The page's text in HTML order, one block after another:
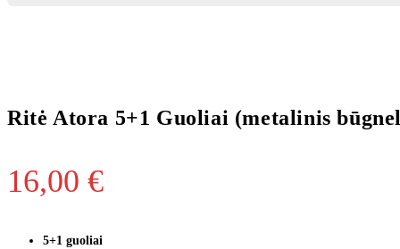
Ritė Atora 5+1 Guoliai (metalinis
16,00 €
5+1 guoliai